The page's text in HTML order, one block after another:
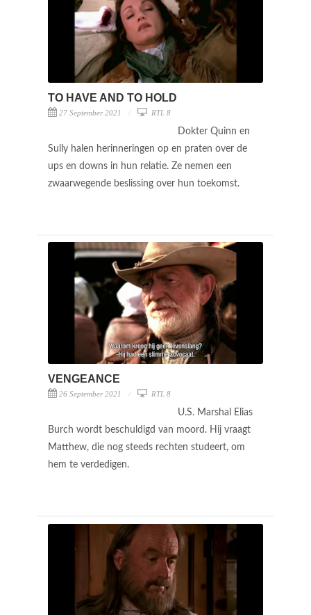
TO HAVE AND TO HOLD
27 September 2021 RTL 8
Dokter Quinn en
Sully halen herinneringen op en praten over de
ups en downs in hun relatie. Ze nemen een
zwaarwegende beslissing over hun toekomst.
VENGEANCE
26 September 2021 RTL 8
U.S. Marshal Elias
Burch wordt beschuldigd van moord. Hij vraagt
Matthew, die nog steeds rechten studeert, om
hem te verdedigen.